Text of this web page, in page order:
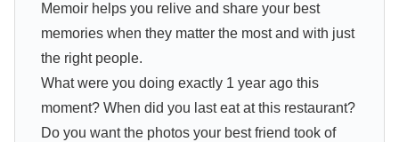
Memoir helps you relive and share your best
memories when they matter the most and with just
the right people.
What were you doing exactly 1 year ago this
moment? When did you last eat at this restaurant?
Do you want the photos your best friend took of